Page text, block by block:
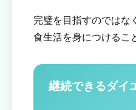
完璧を目指すのではな
食生活を身につけるこ
継続できるダイ